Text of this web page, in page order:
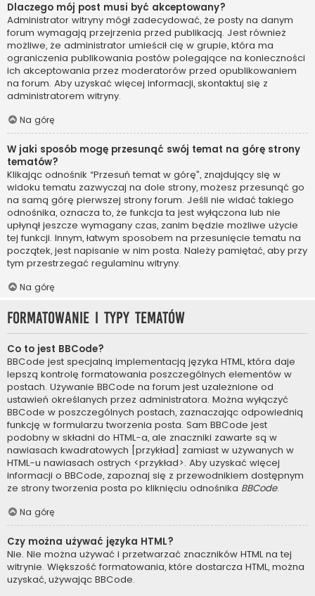
Dlaczego mój post musi być akceptowany?
Administrator witryny mógł zadecydować, że posty na danym
forum wymagają przejrzenia przed publikacją. Jest również
możliwe, że administrator umieścił cię w grupie, która ma
ograniczenia publikowania postów polegające na konieczności
ich akceptowania przez moderatorów przed opublikowaniem
na forum. Aby uzyskać więcej informacji, skontaktuj się z
administratorem witryny.
Na górę
W jaki sposób mogę przesunąć swój temat na górę strony
tematów?
Klikając odnośnik “Przesuń temat w górę”, znajdujący się w
widoku tematu zazwyczaj na dole strony, możesz przesunąć go
na samą górę pierwszej strony forum. Jeśli nie widać takiego
odnośnika, oznacza to, że funkcja ta jest wyłączona lub nie
upłynął jeszcze wymagany czas, zanim będzie możliwe użycie
tej funkcji. Innym, łatwym sposobem na przesunięcie tematu na
początek, jest napisanie w nim posta. Należy pamiętać, aby przy
tym przestrzegać regulaminu witryny.
Na górę
Formatowanie i typy tematów
Co to jest BBCode?
BBCode jest specjalną implementacją języka HTML, która daje
lepszą kontrolę formatowania poszczególnych elementów w
postach. Używanie BBCode na forum jest uzależnione od
ustawień określanych przez administratora. Można wyłączyć
BBCode w poszczególnych postach, zaznaczając odpowiednią
funkcję w formularzu tworzenia posta. Sam BBCode jest
podobny w składni do HTML-a, ale znaczniki zawarte są w
nawiasach kwadratowych [przykład] zamiast w używanych w
HTML-u nawiasach ostrych <przykład>. Aby uzyskać więcej
informacji o BBCode, zapoznaj się z przewodnikiem dostępnym
ze strony tworzenia posta po kliknięciu odnośnika BBCode.
Na górę
Czy można używać języka HTML?
Nie. Nie można używać i przetwarzać znaczników HTML na tej
witrynie. Większość formatowania, które dostarcza HTML, można
uzyskać, używając BBCode.